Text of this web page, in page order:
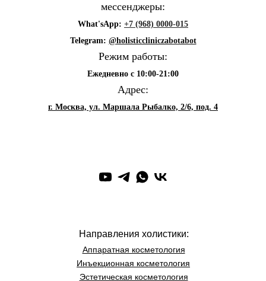
мессенджеры:
What'sApp: +7 (968) 0000-015
Telegram: @holisticcliniczabotabot
Режим работы:
Ежедневно с 10:00-21:00
Адрес:
г. Москва, ул. Маршала Рыбалко, 2/6, под. 4
Направления холистики:
Эстетическая косметология
Инъекционная косметология
Аппаратная косметология